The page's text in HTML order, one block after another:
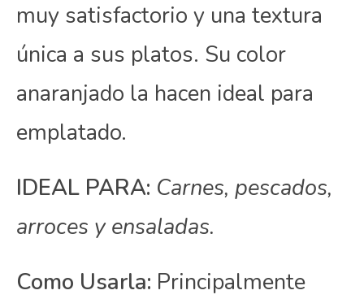
muy satisfactorio y una textura
única a sus platos. Su color
anaranjado la hacen ideal para
emplatado.
IDEAL PARA: Carnes, pescados,
arroces y ensaladas.
Como Usarla: Principalmente